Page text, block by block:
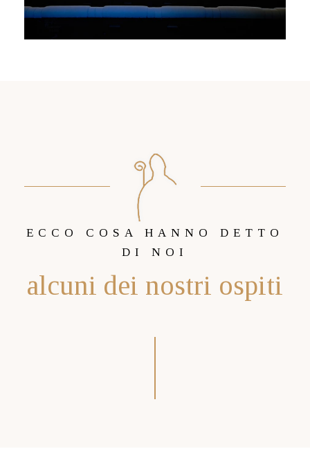
ECCO COSA HANNO DETTO
DI NOI
alcuni dei nostri ospiti